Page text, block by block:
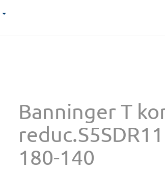
Banninger T
reduc.S5SDR11
180-140